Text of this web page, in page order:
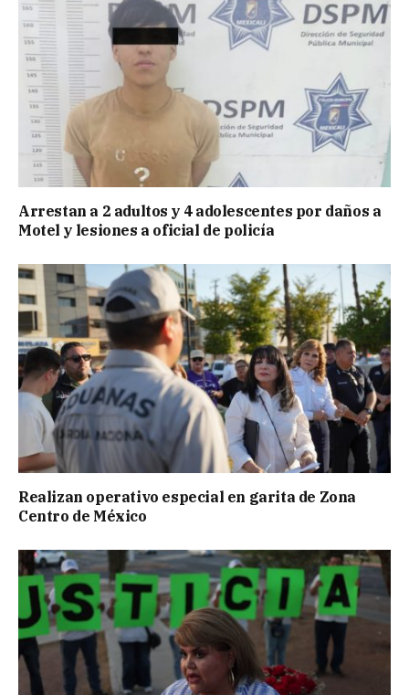
Arrestan a 2 adultos y 4 adolescentes por daños a
Motel y lesiones a oficial de policía
Realizan operativo especial en garita de Zona
Centro de México